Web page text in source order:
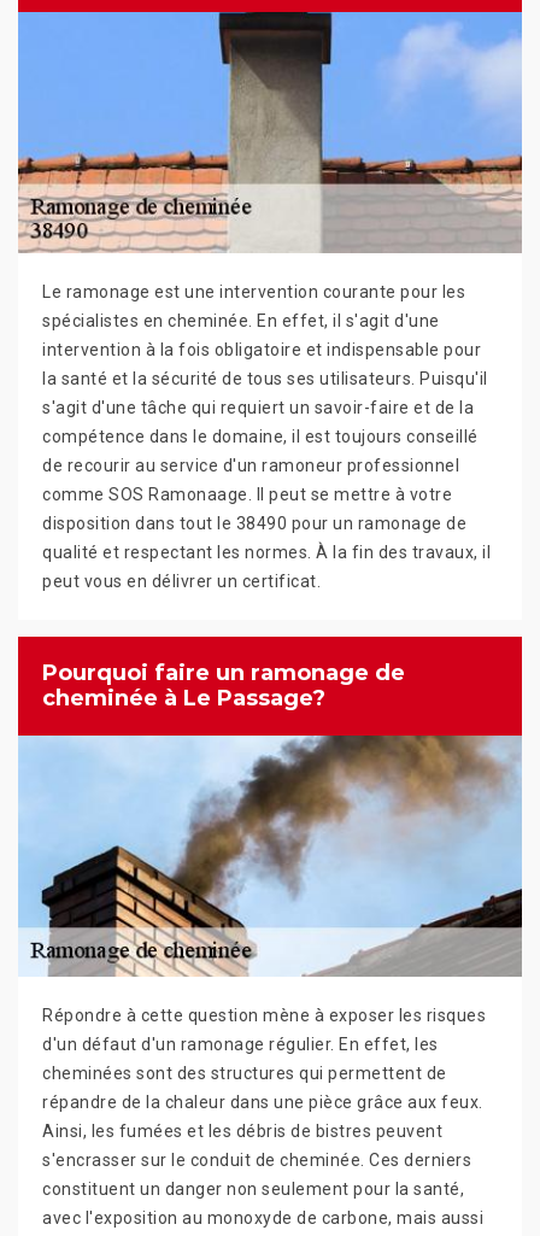
Le ramonage est une intervention courante pour les
spécialistes en cheminée. En effet, il s'agit d'une
intervention à la fois obligatoire et indispensable pour
la santé et la sécurité de tous ses utilisateurs. Puisqu'il
s'agit d'une tâche qui requiert un savoir-faire et de la
compétence dans le domaine, il est toujours conseillé
de recourir au service d'un ramoneur professionnel
comme SOS Ramonaage. Il peut se mettre à votre
disposition dans tout le 38490 pour un ramonage de
qualité et respectant les normes. À la fin des travaux, il
peut vous en délivrer un certificat.
Pourquoi faire un ramonage de
cheminée à Le Passage?
Répondre à cette question mène à exposer les risques
d'un défaut d'un ramonage régulier. En effet, les
cheminées sont des structures qui permettent de
répandre de la chaleur dans une pièce grâce aux feux.
Ainsi, les fumées et les débris de bistres peuvent
s'encrasser sur le conduit de cheminée. Ces derniers
constituent un danger non seulement pour la santé,
avec l'exposition au monoxyde de carbone, mais aussi